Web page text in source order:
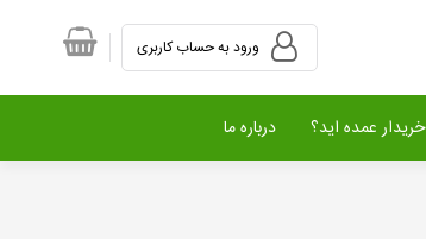
خریدار عمده اید؟ درباره ما